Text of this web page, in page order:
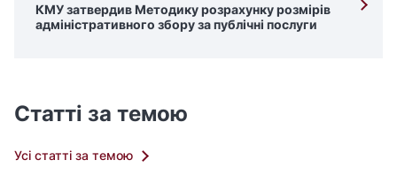
КМУ затвердив Методику розрахунку розмірів
адміністративного збору за публічні послуги
Статті за темою
Усі статті за темою